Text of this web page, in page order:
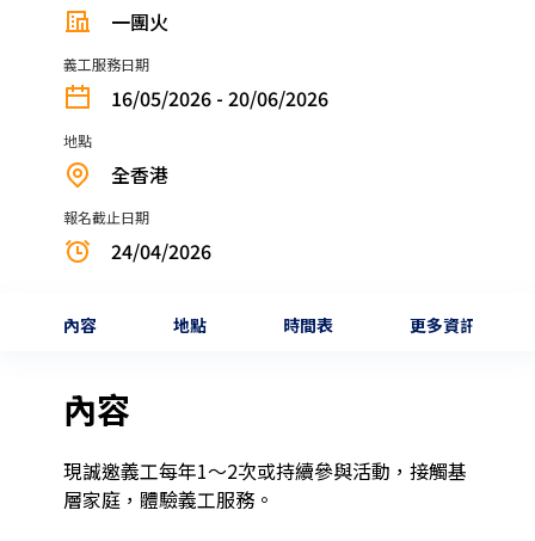
一團火
義工服務日期
16/05/2026 - 20/06/2026
地點
全香港
報名截止日期
24/04/2026
內容 地點 時間表 更多資訊
內容
現誠邀義工每年1～2次或持續參與活動，接觸基
層家庭，體驗義工服務。